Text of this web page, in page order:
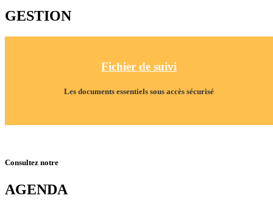
GESTION
Fichier de suivi
Les documents essentiels sous accès sécurisé
Consultez notre
AGENDA